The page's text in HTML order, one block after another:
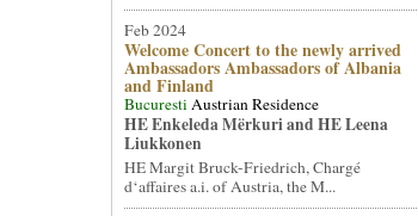
Feb 2024
Welcome Concert to the newly arrived
Ambassadors Ambassadors of Albania
and Finland
BucurestiAustrian Residence
HE Enkeleda Mërkuri and HE Leena
Liukkonen
HE Margit Bruck-Friedrich, Chargé
d‘affaires a.i. of Austria, the M...